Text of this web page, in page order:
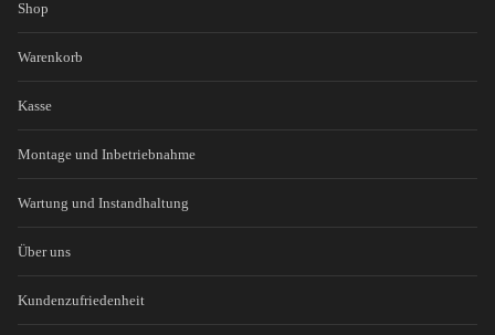
Shop
Warenkorb
Kasse
Montage und Inbetriebnahme
Wartung und Instandhaltung
Über uns
Kundenzufriedenheit